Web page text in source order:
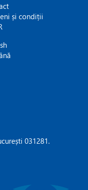
și condiții
031281.